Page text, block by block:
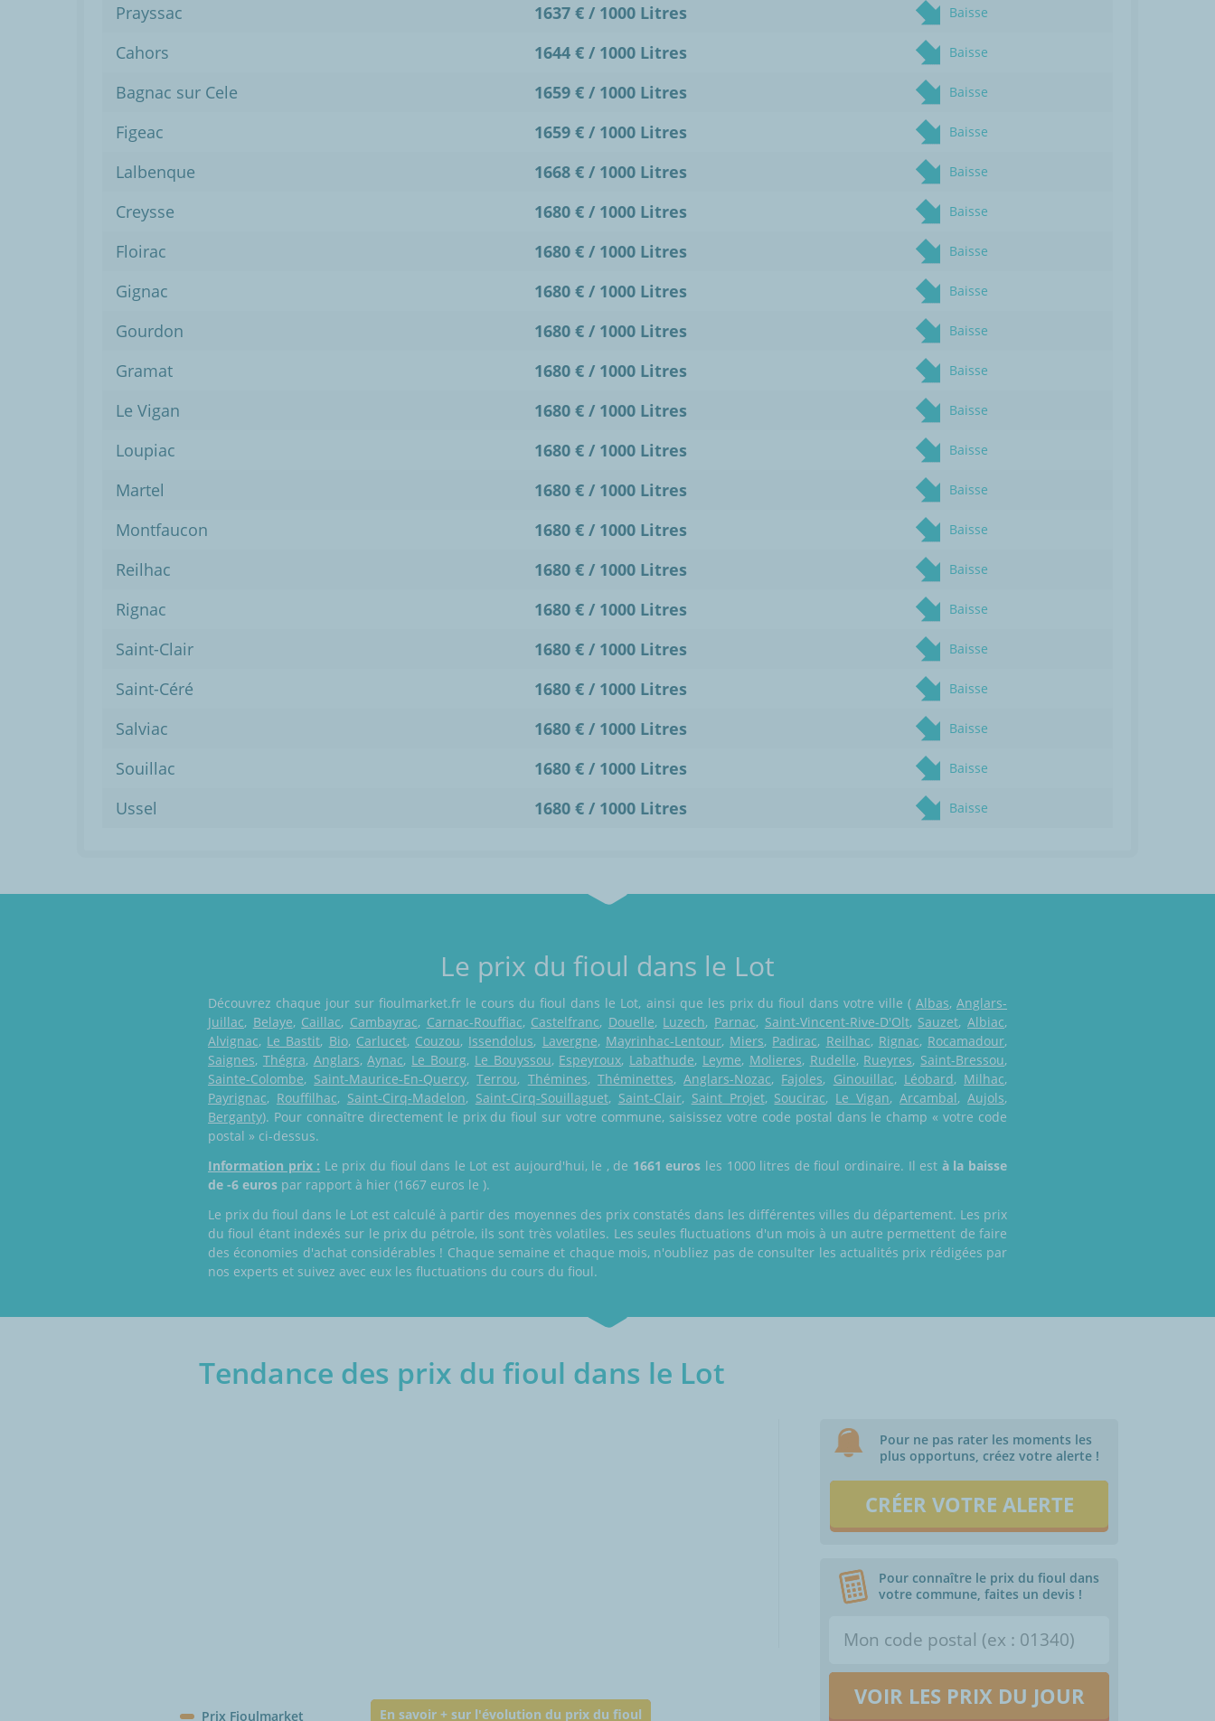
Prayssac 1637 € / 1000 Litres Baisse
Cahors 1644 € / 1000 Litres Baisse
Bagnac sur Cele 1659 € / 1000 Litres Baisse
Figeac 1659 € / 1000 Litres Baisse
Lalbenque 1668 € / 1000 Litres Baisse
Creysse 1680 € / 1000 Litres Baisse
Floirac 1680 € / 1000 Litres Baisse
Gignac 1680 € / 1000 Litres Baisse
Gourdon 1680 € / 1000 Litres Baisse
Gramat 1680 € / 1000 Litres Baisse
Le Vigan 1680 € / 1000 Litres Baisse
Loupiac 1680 € / 1000 Litres Baisse
Martel 1680 € / 1000 Litres Baisse
Montfaucon 1680 € / 1000 Litres Baisse
Reilhac 1680 € / 1000 Litres Baisse
Rignac 1680 € / 1000 Litres Baisse
Saint-Clair 1680 € / 1000 Litres Baisse
Saint-Céré 1680 € / 1000 Litres Baisse
Salviac 1680 € / 1000 Litres Baisse
Souillac 1680 € / 1000 Litres Baisse
Ussel 1680 € / 1000 Litres Baisse
Le prix du fioul dans le Lot
Découvrez chaque jour sur fioulmarket.fr le cours du fioul dans le Lot, ainsi que les prix du fioul dans votre ville ( Albas,Anglars-
Juillac, Belaye, Caillac, Cambayrac, Carnac-Rouffiac, Castelfranc, Douelle, Luzech, Parnac, Saint-Vincent-Rive-D'Olt, Sauzet,Albiac,
Alvignac, Le Bastit, Bio, Carlucet, Couzou, Issendolus, Lavergne, Mayrinhac-Lentour, Miers, Padirac, Reilhac, Rignac, Rocamadour,
Saignes, Thégra, Anglars,Aynac, Le Bourg, Le Bouyssou, Espeyroux, Labathude, Leyme, Molieres, Rudelle, Rueyres, Saint-Bressou,
Sainte-Colombe, Saint-Maurice-En-Quercy,Terrou, Thémines, Théminettes,Anglars-Nozac, Fajoles, Ginouillac, Léobard, Milhac,
Payrignac, Rouffilhac, Saint-Cirq-Madelon, Saint-Cirq-Souillaguet, Saint-Clair, Saint Projet, Soucirac, Le Vigan,Arcambal,Aujols,
Berganty). Pour connaître directement le prix du fioul sur votre commune, saisissez votre code postal dans le champ « votre code
postal » ci-dessus.
Information prix : Le prix du fioul dans le Lot est aujourd'hui, le , de 1661 euros les 1000 litres de fioul ordinaire. Il est à la baisse
de -6 euros par rapport à hier (1667 euros le ).
Le prix du fioul dans le Lot est calculé à partir des moyennes des prix constatés dans les différentes villes du département. Les prix
du fioul étant indexés sur le prix du pétrole, ils sont très volatiles. Les seules fluctuations d'un mois à un autre permettent de faire
des économies d'achat considérables ! Chaque semaine et chaque mois, n'oubliez pas de consulter les actualités prix rédigées par
nos experts et suivez avec eux les fluctuations du cours du fioul.
Tendance des prix du fioul dans le Lot
Prix Fioulmarket En savoir + sur l'évolution du prix du fioul
Pour ne pas rater les moments les
plus opportuns, créez votre alerte !
CRÉER VOTRE ALERTE
Pour connaître le prix du fioul dans
votre commune, faites un devis !
VOIR LES PRIX DU JOUR